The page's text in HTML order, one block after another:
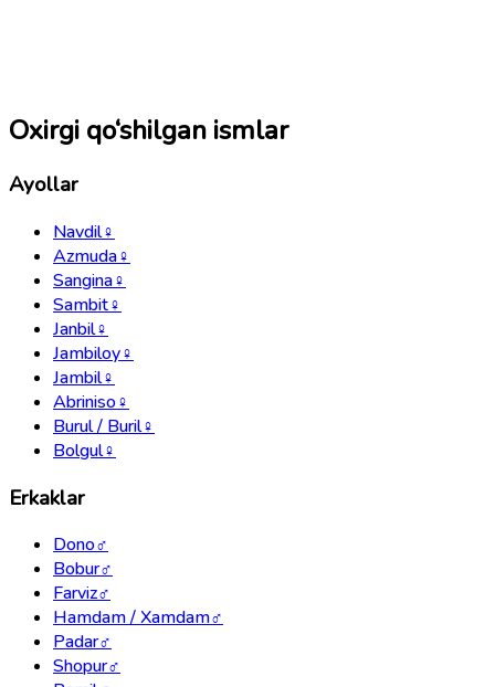
Oxirgi qo‘shilgan ismlar
Ayollar
Navdil♀
Azmuda♀
Sangina♀
Sambit♀
Janbil♀
Jambiloy♀
Jambil♀
Abriniso♀
Burul / Buril♀
Bolgul♀
Erkaklar
Dono♂
Bobur♂
Farviz♂
Hamdam / Xamdam♂
Padar♂
Shopur♂